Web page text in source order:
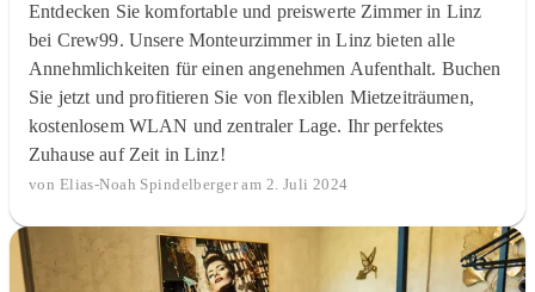
Entdecken Sie komfortable und preiswerte Zimmer in Linz
bei Crew99. Unsere Monteurzimmer in Linz bieten alle
Annehmlichkeiten für einen angenehmen Aufenthalt. Buchen
Sie jetzt und profitieren Sie von flexiblen Mietzeiträumen,
kostenlosem WLAN und zentraler Lage. Ihr perfektes
Zuhause auf Zeit in Linz!
von Elias-Noah Spindelberger am 2. Juli 2024